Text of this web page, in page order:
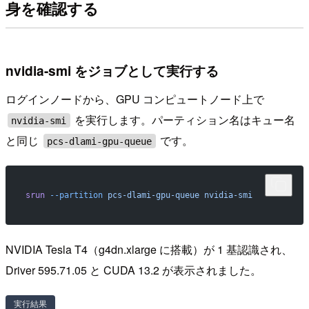
身を確認する
nvidia-smi をジョブとして実行する
ログインノードから、GPU コンピュートノード上で
nvidia-smi
を実行します。パーティション名はキュー名
と同じ
pcs-dlami-gpu-queue です。
srun --partition pcs-dlami-gpu-queue nvidia-smi
NVIDIA Tesla T4（g4dn.xlarge に搭載）が 1 基認識され、
Driver 595.71.05 と CUDA 13.2 が表示されました。
実行結果